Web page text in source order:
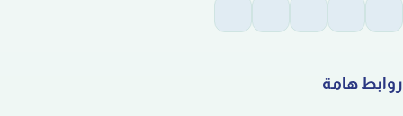
روابط هامة